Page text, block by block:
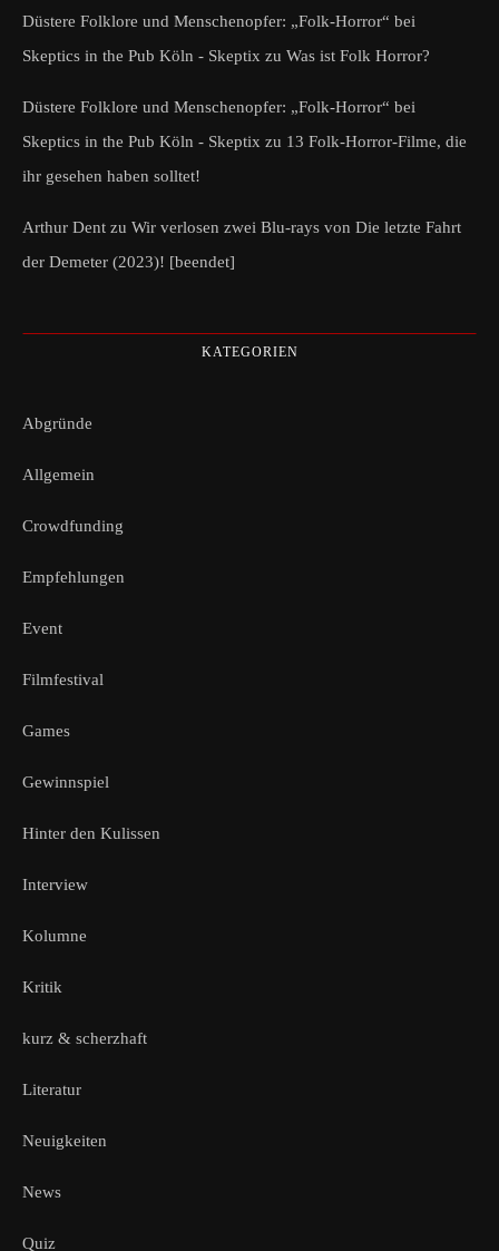
Düstere Folklore und Menschenopfer: „Folk-Horror“ bei
Skeptics in the Pub Köln - Skeptix zu Was ist Folk Horror?
Düstere Folklore und Menschenopfer: „Folk-Horror“ bei
Skeptics in the Pub Köln - Skeptix zu 13 Folk-Horror-Filme, die
ihr gesehen haben solltet!
Arthur Dent zu Wir verlosen zwei Blu-rays von Die letzte Fahrt
der Demeter (2023)! [beendet]
KATEGORIEN
Abgründe
Allgemein
Crowdfunding
Empfehlungen
Event
Filmfestival
Games
Gewinnspiel
Hinter den Kulissen
Interview
Kolumne
Kritik
kurz & scherzhaft
Literatur
Neuigkeiten
News
Quiz